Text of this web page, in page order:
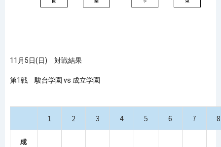
11月5日(日) 対戦結果
第1戦 駿台学園 vs 成立学園
1 2 3 4 5 6 7 8
成